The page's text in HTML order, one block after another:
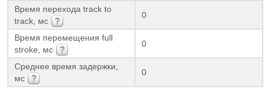
Время перехода track to
track, мс
0
Время перемещения full
stroke, мс
0
Среднее время задержки,
мс
0